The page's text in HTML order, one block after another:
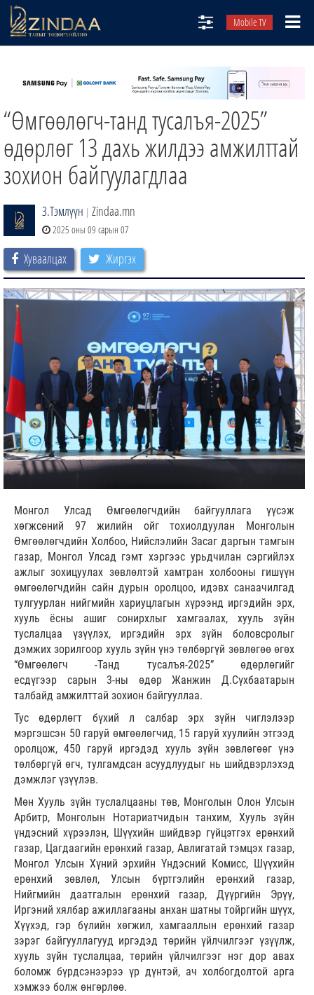
Mobile TV
ТВ8
ӨГЛӨӨНИЙ СОНИН
ЗИНДАА СЭТГҮҮЛ
“Өмгөөлөгч-танд тусалъя-2025”
өдөрлөг 13 дахь жилдээ амжилттай
зохион байгуулагдлаа
З.Тэмлүүн | Zindaa.mn
2025 оны 09 сарын 07
Хуваалцах Жиргэх
Монгол Улсад Өмгөөлөгчдийн байгууллага үүсэж
хөгжсөний 97 жилийн ойг тохиолдуулан Монголын
Өмгөөлөгчдийн Холбоо, Нийслэлийн Засаг даргын тамгын
газар, Монгол Улсад гэмт хэргээс урьдчилан сэргийлэх
ажлыг зохицуулах зөвлөлтэй хамтран холбооны гишүүн
өмгөөлөгчдийн сайн дурын оролцоо, идэвх санаачилгад
тулгуурлан нийгмийн хариуцлагын хүрээнд иргэдийн эрх,
хууль ёсны ашиг сонирхлыг хамгаалах, хууль зүйн
туслалцаа үзүүлэх, иргэдийн эрх зүйн боловсролыг
дэмжих зорилгоор хууль зүйн үнэ төлбөргүй зөвлөгөө өгөх
“Өмгөөлөгч -Танд тусалъя-2025” өдөрлөгийг
есдүгээр сарын 3-ны өдөр Жанжин Д.Сүхбаатарын
талбайд амжилттай зохион байгууллаа.
Тус өдөрлөгт бүхий л салбар эрх зүйн чиглэлээр
мэргэшсэн 50 гаруй өмгөөлөгчид, 15 гаруй хуулийн этгээд
оролцож, 450 гаруй иргэдэд хууль зүйн зөвлөгөөг үнэ
төлбөргүй өгч, тулгамдсан асуудлуудыг нь шийдвэрлэхэд
дэмжлэг үзүүлэв.
Мөн Хууль зүйн туслалцааны төв, Монголын Олон Улсын
Арбитр, Монголын Нотариатчидын танхим, Хууль зүйн
үндэсний хүрээлэн, Шүүхийн шийдвэр гүйцэтгэх ерөнхий
газар, Цагдаагийн ерөнхий газар, Авлигатай тэмцэх газар,
Монгол Улсын Хүний эрхийн Үндэсний Комисс, Шүүхийн
ерөнхий зөвлөл, Улсын бүртгэлийн ерөнхий газар,
Нийгмийн даатгалын ерөнхий газар, Дүүргийн Эрүү,
Иргэний хялбар ажиллагааны анхан шатны тойргийн шүүх,
Хүүхэд, гэр бүлийн хөгжил, хамгааллын ерөнхий газар
зэрэг байгууллагууд иргэдэд төрийн үйлчилгээг үзүүлж,
хууль зүйн туслалцаа, төрийн үйлчилгээг нэг дор авах
боломж бүрдсэнээрээ үр дүнтэй, ач холбогдолтой арга
хэмжээ болж өнгөрлөө.